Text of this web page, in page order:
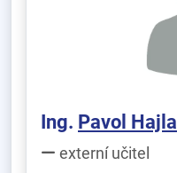
Ing. Pavol Hajla
externí učitel